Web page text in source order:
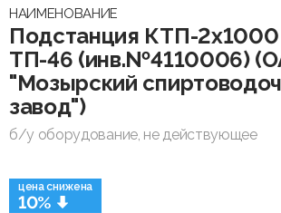
цена снижена
10%
НАИМЕНОВАНИЕ
Подстанция КТП-
ТП-46 (инв.№4110006)
"Мозырский
завод")
б/у оборудование, не действующее